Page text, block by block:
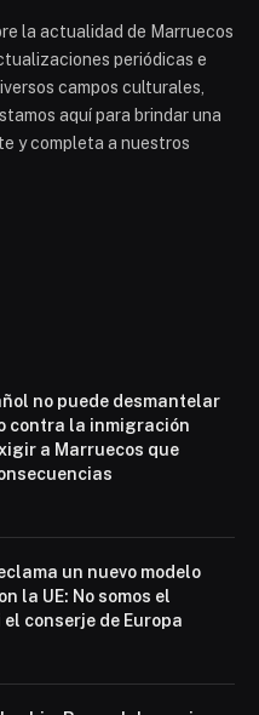
la actualidad de Marruecos
periódicas e
campos culturales,
aquí para brindar una
y completa a nuestros
no puede desmantelar
contra la inmigración
a Marruecos que
un nuevo modelo
la UE: No somos el
conserje de Europa